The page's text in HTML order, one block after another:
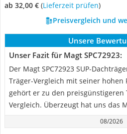
ab 32,00 € (Lieferzeit prüfen)
Preisvergleich und
Unsere
Unser Fazit für Magt SPC72923:
Der Magt SPC72923 SUP-
Träger-Vergleich mit seiner hohen
gehört er zu den preisgünstigeren
Vergleich. Überzeugt hat uns das
08/2026